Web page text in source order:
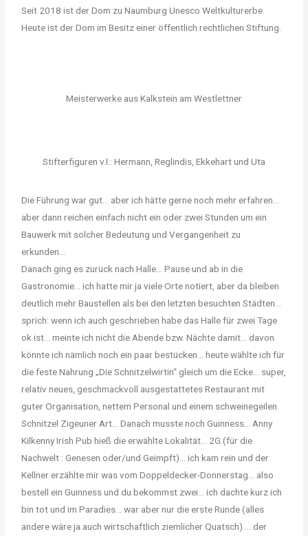
Seit 2018 ist der Dom zu Naumburg Unesco Weltkulturerbe.
Heute ist der Dom im Besitz einer öffentlich rechtlichen Stiftung.
Meisterwerke aus Kalkstein am Westlettner
Stifterfiguren v.l.: Hermann, Reglindis, Ekkehart und Uta
Die Führung war gut… aber ich hätte gerne noch mehr erfahren…
aber dann reichen einfach nicht ein oder zwei Stunden um ein
Bauwerk mit solcher Bedeutung und Vergangenheit zu
erkunden…
Danach ging es zurück nach Halle… Pause und ab in die
Gastronomie… ich hatte mir ja viele Orte notiert, aber da bleiben
deutlich mehr Baustellen als bei den letzten besuchten Städten…
sprich: wenn ich auch geschrieben habe das Halle für zwei Tage
ok ist… meinte ich nicht die Abende bzw. Nächte damit… davon
könnte ich nämlich noch ein paar bestücken… heute wählte ich für
die feste Nahrung „Die Schnitzelwirtin“ gleich um die Ecke… super,
relativ neues, geschmackvoll ausgestattetes Restaurant mit
guter Organisation, nettem Personal und einem schweinegeilen
Schnitzel Zigeuner Art… Danach musste noch Guinness… Anny
Kilkenny Irish Pub hieß die erwählte Lokalität… 2G (für die
Nachwelt : Genesen oder/und Geimpft)… ich kam rein und der
Kellner erzählte mir was vom Doppeldecker-Donnerstag… also
bestell ein Guinness und du bekommst zwei… ich dachte kurz ich
bin tot und im Paradies… war aber nur die erste Runde (alles
andere wäre ja auch wirtschaftlich ziemlicher Quatsch) … der